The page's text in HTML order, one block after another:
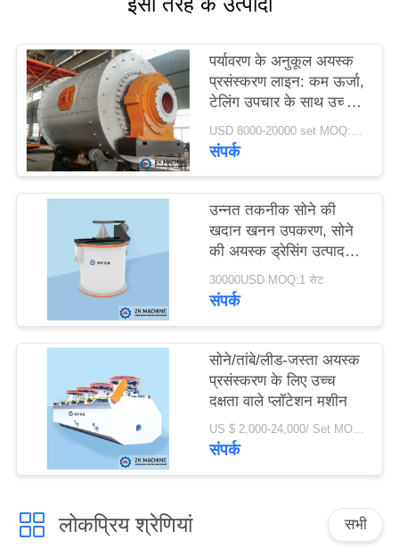
उद्धरण
अनुरोध
करें
साइटमैप
गोपनीयता
पर्यावरण के अनुकूल अयस्क
प्रसंस्करण लाइन: कम ऊर्जा,
टेलिंग उपचार के साथ उच्च
उपज
USD 8000-20000 set MOQ:1 सेट
संपर्क
उन्नत तकनीक सोने की
खदान खनन उपकरण, सोने
की अयस्क ड्रेसिंग उत्पादन
लाइन
30000USD MOQ:1 सेट
संपर्क
सोने/तांबे/लीड-जस्ता अयस्क
प्रसंस्करण के लिए उच्च
दक्षता वाले प्लॉटेशन मशीन
US $ 2,000-24,000/ Set MOQ:1 सेट
संपर्क
लोकप्रिय श्रेणियां सभी